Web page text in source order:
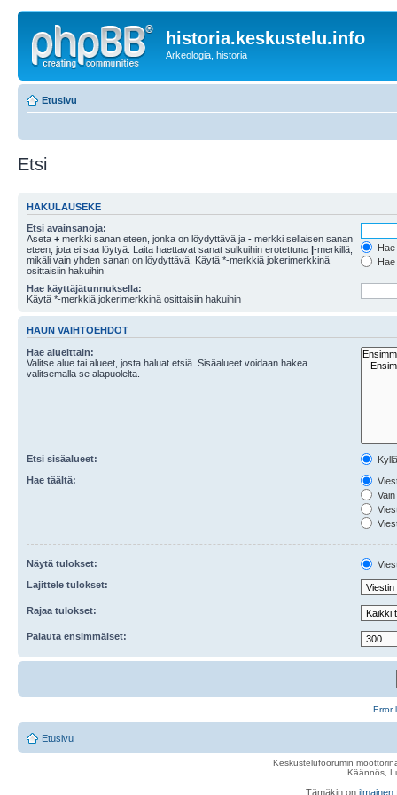
historia.keskustelu.info
Arkeologia, historia
Etusivu
Etsi
HAKULAUSEKE
Etsi avainsanoja:
Aseta + merkki sanan eteen, jonka on löydyttävä ja - merkki sellaisen sanan
eteen, jota ei saa löytyä. Laita haettavat sanat sulkuihin erotettuna |-merkillä,
mikäli vain yhden sanan on löydyttävä. Käytä *-merkkiä jokerimerkkinä
osittaisiin hakuihin
Hae käyttäjätunnuksella:
Käytä *-merkkiä jokerimerkkinä osittaisiin hakuihin
HAUN VAIHTOEHDOT
Hae alueittain:
Valitse alue tai alueet, josta haluat etsiä. Sisäalueet voidaan hakea
valitsemalla se alapuolelta.
Etsi sisäalueet:
Hae täältä:
Näytä tulokset:
Lajittele tulokset:
Rajaa tulokset:
Palauta ensimmäiset:
Error
Etusivu
Keskustelufoorumin
Käännös,
Tämäkin on ilmainen